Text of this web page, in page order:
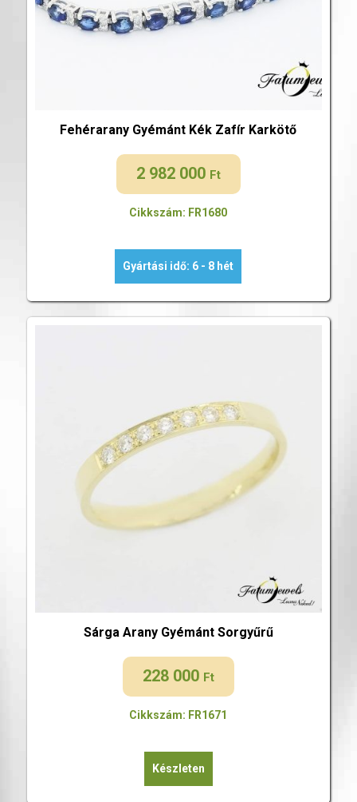
Fehérarany Gyémánt Kék Zafír Karkötő
2 982 000 Ft
Cikkszám: FR1680
Gyártási idő: 6 - 8 hét
Sárga Arany Gyémánt Sorgyűrű
228 000 Ft
Cikkszám: FR1671
Készleten